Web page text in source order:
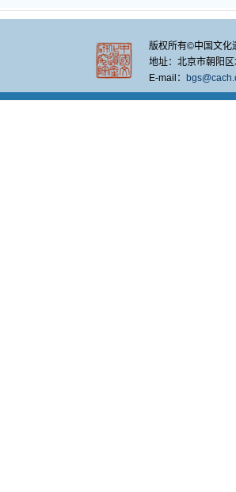
版权所有©中国文化
地址：北京市朝阳
E-mail：